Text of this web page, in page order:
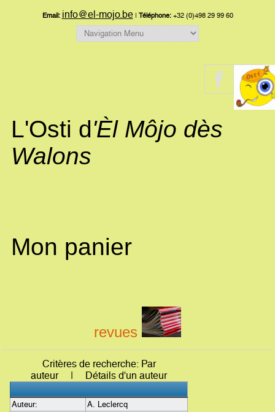
Email: info@el-mojo.be| Téléphone:+32 (0)498 29 99 60
L'Osti d'Èl Môjo dès
Walons
Mon panier
revues
Critères de recherche: Par
auteur | Détails d'un auteur
Auteur:
A. Leclercq